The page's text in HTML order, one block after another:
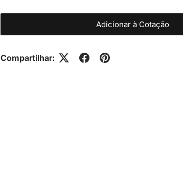
Adicionar à Cotação
Compartilhar: